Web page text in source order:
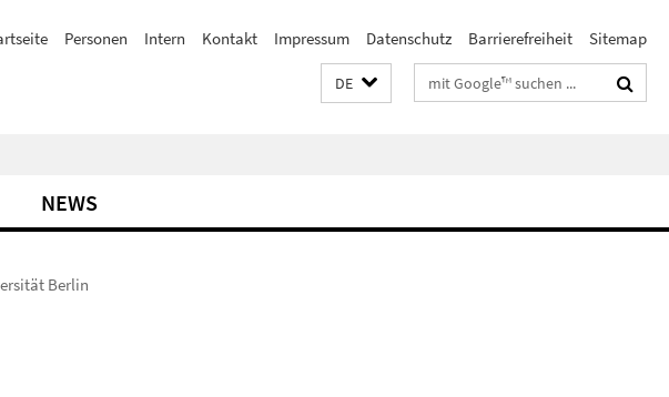
Personen Intern Kontakt Impressum Datenschutz Barrierefreiheit Sitemap
DE Suchbegriffe
NEWS
Berlin